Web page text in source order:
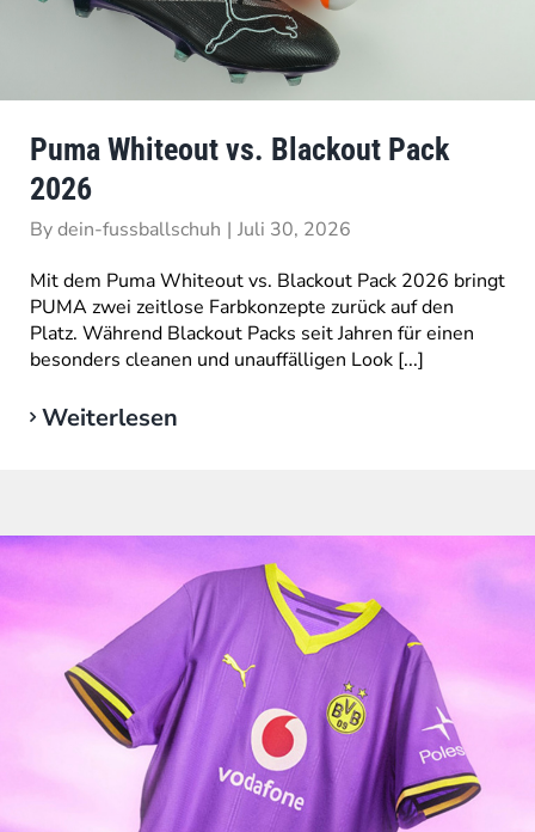
Puma Whiteout vs. Blackout Pack
2026
Bydein-fussballschuh | Juli 30, 2026
Mit dem Puma Whiteout vs. Blackout Pack 2026 bringt
PUMA zwei zeitlose Farbkonzepte zurück auf den
Platz. Während Blackout Packs seit Jahren für einen
besonders cleanen und unauffälligen Look [...]
Weiterlesen